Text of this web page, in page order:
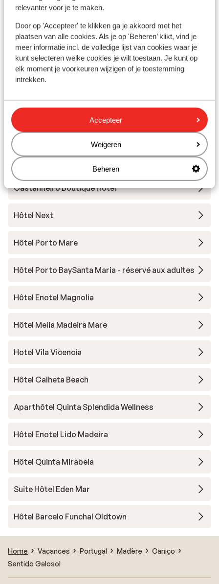
relevanter voor je te maken.
Door op 'Accepteer' te klikken ga je akkoord met het
plaatsen van alle cookies. Als je op 'Beheren’ klikt, vind je
meer informatie incl. de volledige lijst van cookies waar je
kunt selecteren welke cookies je wilt toestaan. Je kunt op
elk moment je voorkeuren wijzigen of je toestemming
intrekken.
Accepteer
Weigeren
Beheren
À proximité
Distance du centre-ville: environ 2,5 kilomètres
Distance de l'aéroport environ 8 kilomètres
Distance jusqu'à l'arrêt de bus environ 50 mètres:
à Funchal
Autres hébergements - Madère
Hôtel The Cliff Bay
Hôtel Savoy Palace
Castanheiro Boutique Hôtel
Hôtel Next
Hôtel Porto Mare
Hôtel Porto BaySanta Maria - réservé aux adultes
Hôtel Enotel Magnolia
Hôtel Melia Madeira Mare
Hotel Vila Vicencia
Hôtel Calheta Beach
Aparthôtel Quinta Splendida Wellness
Hôtel Enotel Lido Madeira
Hôtel Quinta Mirabela
Suite Hôtel Eden Mar
Hôtel Barcelo Funchal Oldtown
Home Vacances Portugal Madère
Caniço
Sentido Galosol